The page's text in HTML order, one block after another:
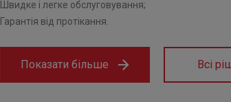
Швидке і легке обслуговування;
Гарантія від протікання.
Показати більше Всі